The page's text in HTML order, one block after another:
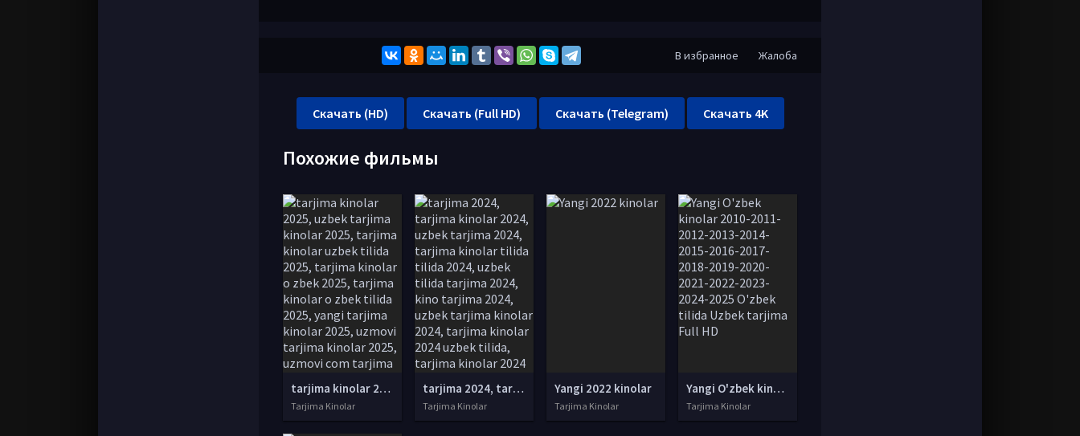
В избранное Жалоба
Скачать (HD) Скачать (Full HD) Скачать (Telegram) Скачать 4K
Похожие фильмы
tarjima kinolar 2025, uzbek tarjima kinolar 2025, tarjima kinolar uzbek tilida 2025, tarjima kinolar o zbek 2025, tarjima kinolar o zbek tilida 2025, yangi tarjima kinolar 2025, uzmovi tarjima kinolar 2025, uzmovi com tarjima kinolar 2025, uzbekcha t
Tarjima Kinolar
tarjima 2024, tarjima kinolar 2024, uzbek tarjima 2024, tarjima kinolar tilida tilida 2024, uzbek tilida tarjima 2024, kino tarjima 2024, uzbek tarjima kinolar 2024, tarjima kinolar 2024 uzbek tilida, tarjima kinolar 2024 o zbek, tarjima kinolar 2024
Tarjima Kinolar
Yangi 2022 kinolar
Tarjima Kinolar
Yangi O'zbek kinolar 2010-2011-2012-2013-2014-2015-2016-2017-2018-2019-2020-2021-2022-2023-2024-2025 O'zbek tilida Uzbek tarjima Full HD
Tarjima Kinolar